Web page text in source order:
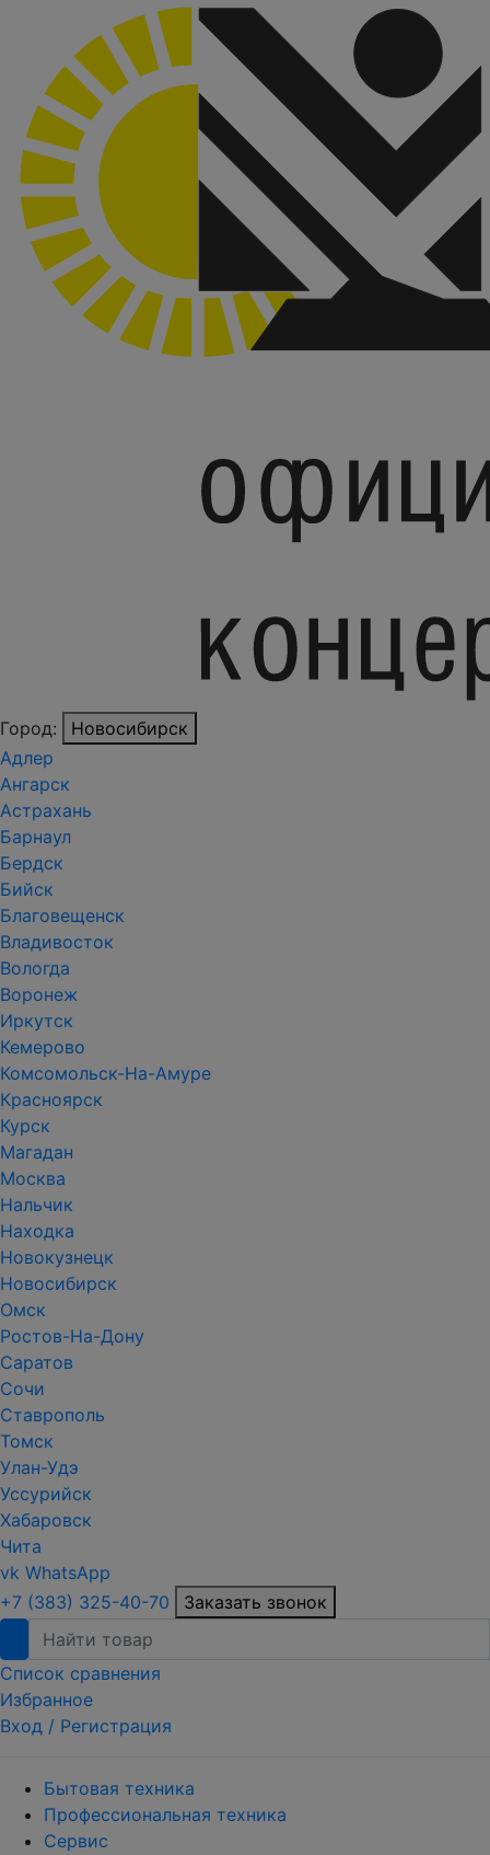
Город:
Новосибирск
Адлер
Ангарск
Астрахань
Барнаул
Бердск
Бийск
Благовещенск
Владивосток
Вологда
Воронеж
Иркутск
Кемерово
Комсомольск-На-Амуре
Красноярск
Курск
Магадан
Москва
Нальчик
Находка
Новокузнецк
Новосибирск
Омск
Ростов-На-Дону
Саратов
Сочи
Ставрополь
Томск
Улан-Удэ
Уссурийск
Хабаровск
Чита
vk WhatsApp
+7 (383) 325-40-70
Заказать звонок
Список сравнения
Избранное
Вход / Регистрация
Бытовая техника
Профессиональная техника
Сервис